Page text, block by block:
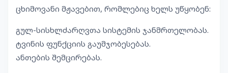
ცხიმოვანი მჟავებით, რომლებიც ხელს უწყობენ:
გულ-სისხლძარღვთა სისტემის ჯანმრთელობას.
ტვინის ფუნქციის გაუმჯობესებას.
ანთების შემცირებას.